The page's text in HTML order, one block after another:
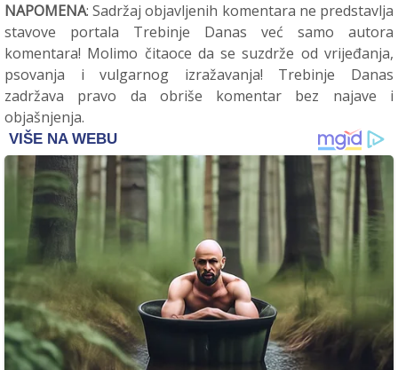
NAPOMENA: Sadržaj objavljenih komentara ne predstavlja
stavove portala Trebinje Danas već samo autora
komentara! Molimo čitaoce da se suzdrže od vrijeđanja,
psovanja i vulgarnog izražavanja! Trebinje Danas
zadržava pravo da obriše komentar bez najave i
objašnjenja.